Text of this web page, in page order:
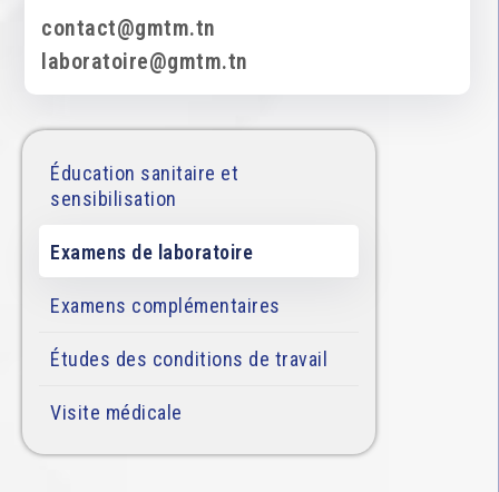
contact@gmtm.tn
laboratoire@gmtm.tn
Éducation sanitaire et
sensibilisation
Examens de laboratoire
Examens complémentaires
Études des conditions de travail
Visite médicale